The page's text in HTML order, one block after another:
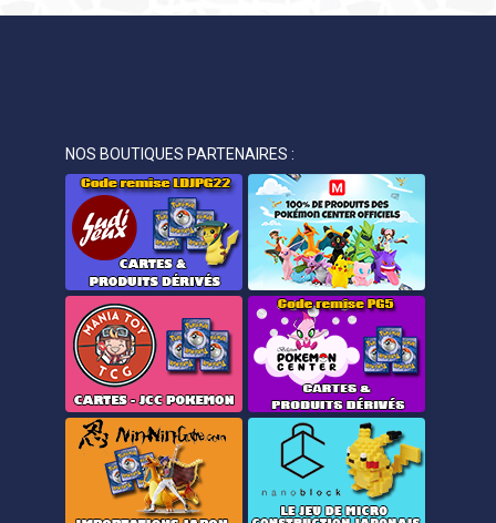
NOS BOUTIQUES PARTENAIRES :